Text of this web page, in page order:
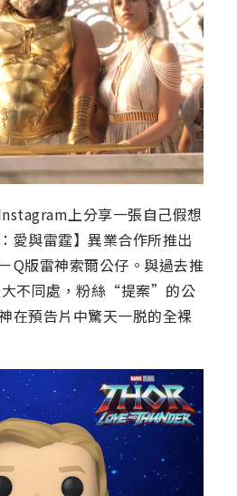
上分享一張自己假想
愛與雷霆】異業合作所推出
Q版雷神索爾公仔。與過去推
大不同處，粉絲“提案”的公
在預告片中驚天一脱的全裸